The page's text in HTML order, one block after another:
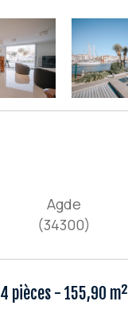
Agde
(34300)
4 pièces - 155,90 m²